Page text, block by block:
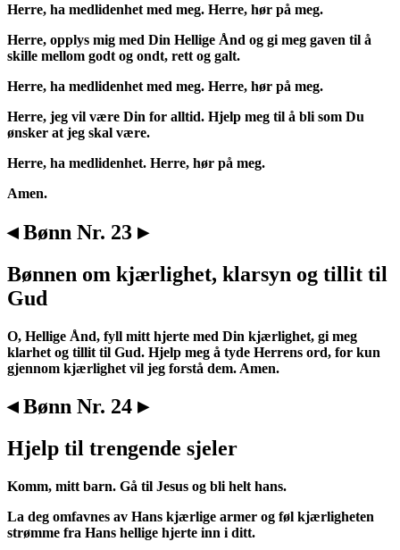
Herre, ha medlidenhet med meg. Herre, hør på meg.
Herre, opplys mig med Din Hellige Ånd og gi meg gaven til å
skille mellom godt og ondt, rett og galt.
Herre, ha medlidenhet med meg. Herre, hør på meg.
Herre, jeg vil være Din for alltid. Hjelp meg til å bli som Du
ønsker at jeg skal være.
Herre, ha medlidenhet. Herre, hør på meg.
Amen.
◂ Bønn Nr. 23 ▸
Bønnen om kjærlighet, klarsyn og tillit til
Gud
O, Hellige Ånd, fyll mitt hjerte med Din kjærlighet, gi meg
klarhet og tillit til Gud. Hjelp meg å tyde Herrens ord, for kun
gjennom kjærlighet vil jeg forstå dem. Amen.
◂ Bønn Nr. 24 ▸
Hjelp til trengende sjeler
Komm, mitt barn. Gå til Jesus og bli helt hans.
La deg omfavnes av Hans kjærlige armer og føl kjærligheten
strømme fra Hans hellige hjerte inn i ditt.